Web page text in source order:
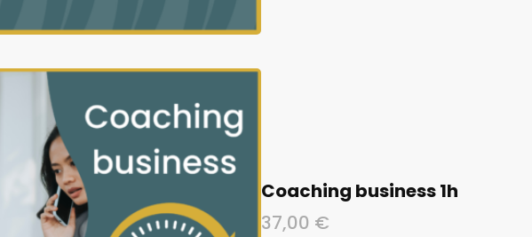
Coaching business 1h
37,00 €